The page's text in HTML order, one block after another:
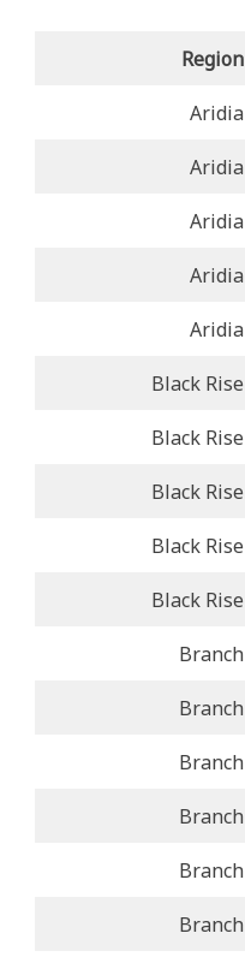
Region
Aridia
Aridia
Aridia
Aridia
Aridia
Black Rise
Black Rise
Black Rise
Black Rise
Black Rise
Branch
Branch
Branch
Branch
Branch
Branch